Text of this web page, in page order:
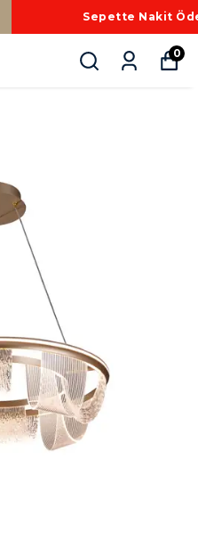
Ek %10 İNDİRİM
0